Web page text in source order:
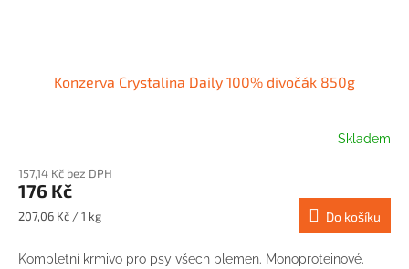
Konzerva Crystalina Daily 100% divočák 850g
Skladem
157,14 Kč bez DPH
176 Kč
Měrná
207,06 Kč / 1 kg Do košíku
Kompletní krmivo pro psy všech plemen. Monoproteinové.